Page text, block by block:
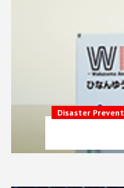
Disaster Prevent